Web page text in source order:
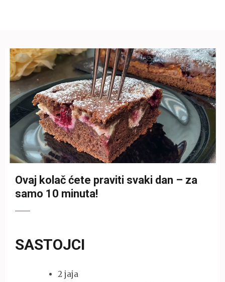
Ovaj kolač ćete praviti svaki dan – za
samo 10 minuta!
SASTOJCI
2 jaja